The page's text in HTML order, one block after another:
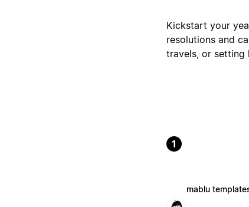
Kickstart your
resolutions and
travels, or setting
1
mablu